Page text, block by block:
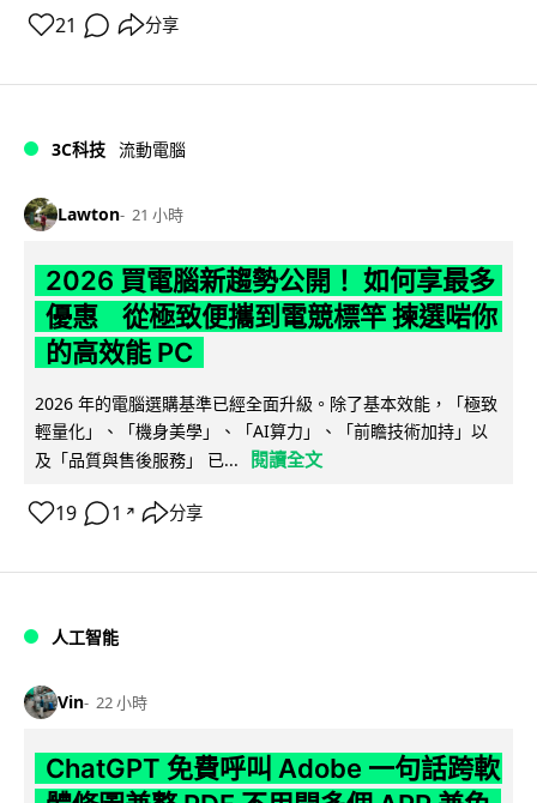
21 分享
3C科技 流動電腦
Lawton 21 小時
2026 買電腦新趨勢公開！ 如何享最多
優惠 從極致便攜到電競標竿 揀選啱你
的高效能 PC
2026 年的電腦選購基準已經全面升級。除了基本效能，「極致
輕量化」、「機身美學」、「AI算力」、「前瞻技術加持」以
及「品質與售後服務」 已...
閱讀全文
19 1 ↗ 分享
人工智能
Vin 22 小時
ChatGPT 免費呼叫 Adobe 一句話跨軟